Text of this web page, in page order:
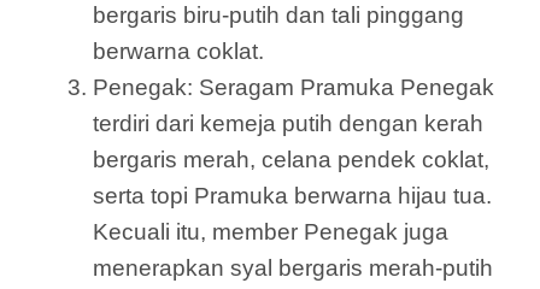
bergaris biru-putih dan tali pinggang
berwarna coklat.
Penegak: Seragam Pramuka Penegak
terdiri dari kemeja putih dengan kerah
bergaris merah, celana pendek coklat,
serta topi Pramuka berwarna hijau tua.
Kecuali itu, member Penegak juga
menerapkan syal bergaris merah-putih